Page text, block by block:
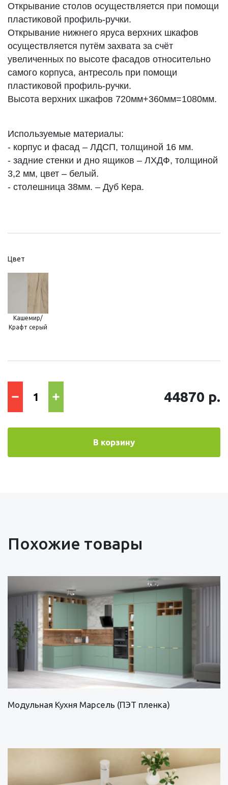
Открывание столов осуществляется при помощи
пластиковой профиль-ручки.
Открывание нижнего яруса верхних шкафов
осуществляется путём захвата за счёт
увеличенных по высоте фасадов относительно
самого корпуса, антресоль при помощи
пластиковой профиль-ручки.
Высота верхних шкафов 720мм+360мм=1080мм.
Используемые материалы:
- корпус и фасад – ЛДСП, толщиной 16 мм.
- задние стенки и дно ящиков – ЛХДФ, толщиной
3,2 мм, цвет – белый.
- столешница 38мм. – Дуб Кера.
Цвет
Кашемир/
Крафт серый
44870 р.
В корзину
Похожие товары
Модульная Кухня Марсель (ПЭТ пленка)